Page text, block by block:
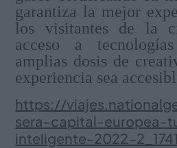
garantiza la mejor
los visitantes de la
acceso a
amplias dosis de
experiencia sea
https://
sera-capital-europea-
inteligente-2022-